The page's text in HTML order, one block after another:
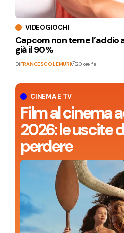
CINEMA E TV
Film al cinema
2026: le uscite
perdere
VIDEOGIOCHI
Capcom non teme l’addio
già il 90%
DiFRANCESCO LEMURI 20 ore fa